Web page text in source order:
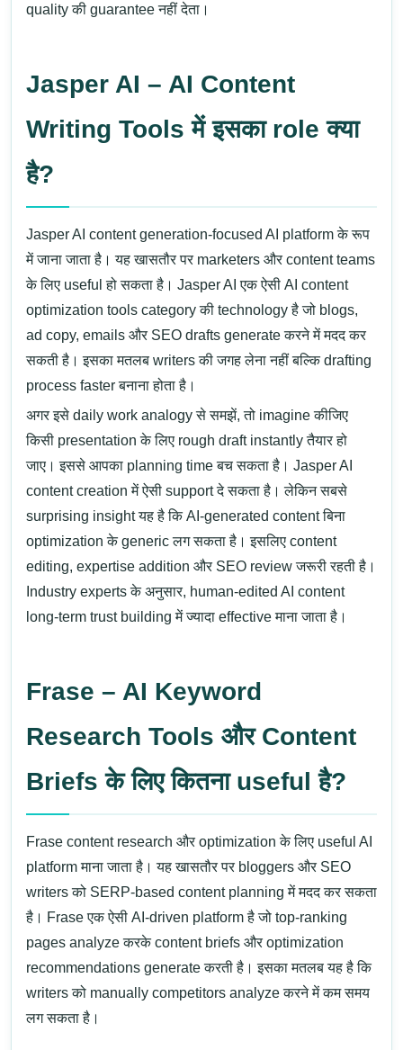
quality की guarantee नहीं देता।
Jasper AI – AI Content
Writing Tools में इसका role क्या
है?
Jasper AI content generation-focused AI platform के रूप
में जाना जाता है। यह खासतौर पर marketers और content teams
के लिए useful हो सकता है। Jasper AI एक ऐसी AI content
optimization tools category की technology है जो blogs,
ad copy, emails और SEO drafts generate करने में मदद कर
सकती है। इसका मतलब writers की जगह लेना नहीं बल्कि drafting
process faster बनाना होता है।
अगर इसे daily work analogy से समझें, तो imagine कीजिए
किसी presentation के लिए rough draft instantly तैयार हो
जाए। इससे आपका planning time बच सकता है। Jasper AI
content creation में ऐसी support दे सकता है।लेकिन सबसे
surprising insight यह है कि AI-generated content बिना
optimization के generic लग सकता है। इसलिए content
editing, expertise addition और SEO review जरूरी रहती है।
Industry experts के अनुसार, human-edited AI content
long-term trust building में ज्यादा effective माना जाता है।
Frase – AI Keyword
Research Tools और Content
Briefs के लिए कितना useful है?
Frase content research और optimization के लिए useful AI
platform माना जाता है। यह खासतौर पर bloggers और SEO
writers को SERP-based content planning में मदद कर सकता
है। Fraseएक ऐसी AI-driven platform है जो top-ranking
pages analyze करके content briefs और optimization
recommendations generate करती है। इसका मतलब यह है कि
writers को manually competitors analyze करने में कम समय
लग सकता है।